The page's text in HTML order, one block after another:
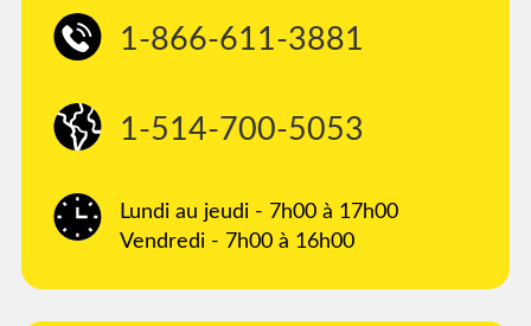
1-866-611-3881
1-514-700-5053
Lundi au jeudi - 7h00 à 17h00
Vendredi - 7h00 à 16h00